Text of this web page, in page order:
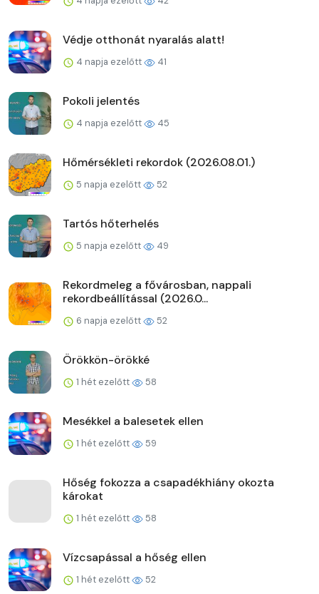
Védje otthonát nyaralás alatt!
4 napja ezelőtt 41
Pokoli jelentés
4 napja ezelőtt 45
Hőmérsékleti rekordok (2026.08.01.)
5 napja ezelőtt 52
Tartós hőterhelés
5 napja ezelőtt 49
Rekordmeleg a fővárosban, nappali
rekordbeállítással (2026.0...
6 napja ezelőtt 52
Örökkön-örökké
1 hét ezelőtt 58
Mesékkel a balesetek ellen
1 hét ezelőtt 59
Hőség fokozza a csapadékhiány okozta
károkat
1 hét ezelőtt 58
Vízcsapással a hőség ellen
1 hét ezelőtt 52